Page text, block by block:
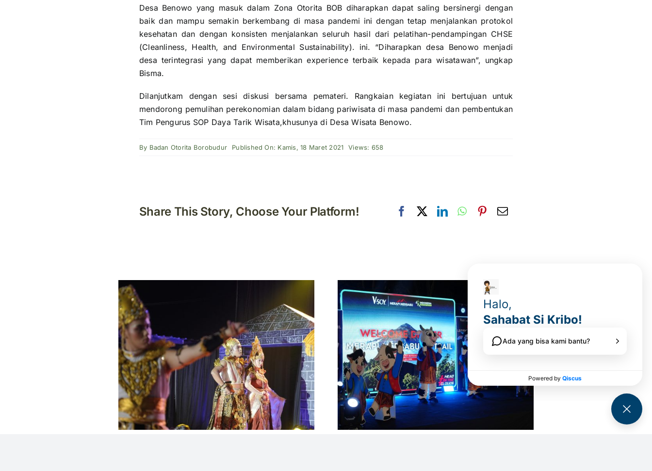
Desa Benowo yang masuk dalam Zona Otorita BOB diharapkan dapat saling bersinergi dengan
baik dan mampu semakin berkembang di masa pandemi ini dengan tetap menjalankan protokol
kesehatan dan dengan konsisten menjalankan seluruh hasil dari pelatihan-pendampingan CHSE
(Cleanliness, Health, and Environmental Sustainability). ini. “Diharapkan desa Benowo menjadi
desa terintegrasi yang dapat memberikan experience terbaik kepada para wisatawan”, ungkap
Bisma.
Dilanjutkam dengan sesi diskusi bersama pemateri. Rangkaian kegiatan ini bertujuan untuk
mendorong pemulihan perekonomian dalam bidang pariwisata di masa pandemi dan pembentukan
Tim Pengurus SOP Daya Tarik Wisata,khusunya di Desa Wisata Benowo.
By Badan Otorita Borobudur Published On: Kamis, 18 Maret 2021 Views: 658
Share This Story, Choose Your Platform!